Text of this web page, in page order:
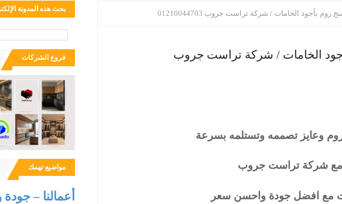
بأجود الخامات / شركة تراست جروب 01210044703
الخامات / شركة تراست جروب
وعايز تصممه وتستلمه بسرعة
مع شركة تراست جروب
مع افضل جودة واحسن سعر
بحث هذه المدونة
فروع الشركات
مواضيع تهمك
أعمالنا –